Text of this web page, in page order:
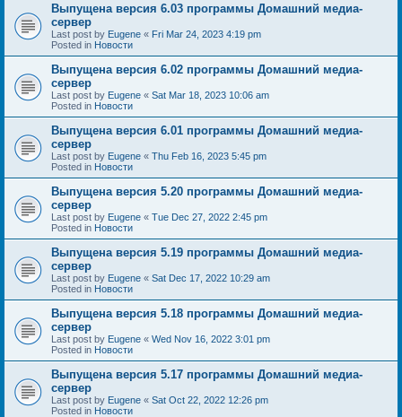
Выпущена версия 6.03 программы Домашний медиа-
сервер
Last post by Eugene « Fri Mar 24, 2023 4:19 pm
Posted in Новости
Выпущена версия 6.02 программы Домашний медиа-
сервер
Last post by Eugene « Sat Mar 18, 2023 10:06 am
Posted in Новости
Выпущена версия 6.01 программы Домашний медиа-
сервер
Last post by Eugene « Thu Feb 16, 2023 5:45 pm
Posted in Новости
Выпущена версия 5.20 программы Домашний медиа-
сервер
Last post by Eugene « Tue Dec 27, 2022 2:45 pm
Posted in Новости
Выпущена версия 5.19 программы Домашний медиа-
сервер
Last post by Eugene « Sat Dec 17, 2022 10:29 am
Posted in Новости
Выпущена версия 5.18 программы Домашний медиа-
сервер
Last post by Eugene « Wed Nov 16, 2022 3:01 pm
Posted in Новости
Выпущена версия 5.17 программы Домашний медиа-
сервер
Last post by Eugene « Sat Oct 22, 2022 12:26 pm
Posted in Новости